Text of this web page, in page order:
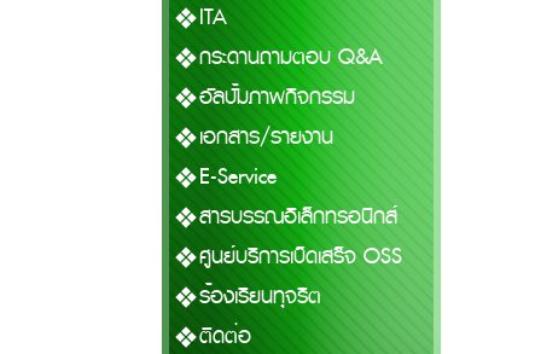
ITA
กระดานถามตอบ Q&A
อัลบั้มภาพกิจกรรม
เอกสาร/รายงาน
E-Service
สารบรรณอิเล็กทรอนิกส์
ศูนย์บริการเบ็ดเสร็จ OSS
ร้องเรียนทุจริต
ติดต่อ